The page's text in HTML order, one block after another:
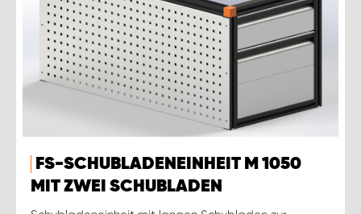
FS-SCHUBLADENEINHEIT M 1050
MIT ZWEI SCHUBLADEN